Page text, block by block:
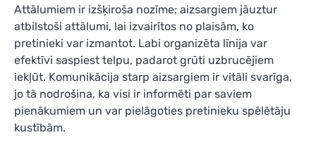
Attālumiem ir izšķiroša nozīme; aizsargiem jāuztur
atbilstoši attālumi, lai izvairītos no plaisām, ko
pretinieki var izmantot. Labi organizēta līnija var
efektīvi saspiest telpu, padarot grūti uzbrucējiem
iekļūt. Komunikācija starp aizsargiem ir vitāli svarīga,
jo tā nodrošina, ka visi ir informēti par saviem
pienākumiem un var pielāgoties pretinieku spēlētāju
kustībām.